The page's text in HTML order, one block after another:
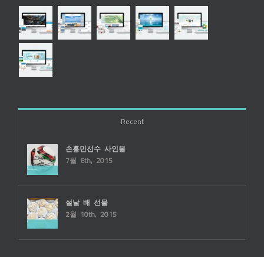
Recent
손흥민선수 사인볼
7월 6th, 2015
설날 배 선물
2월 10th, 2015